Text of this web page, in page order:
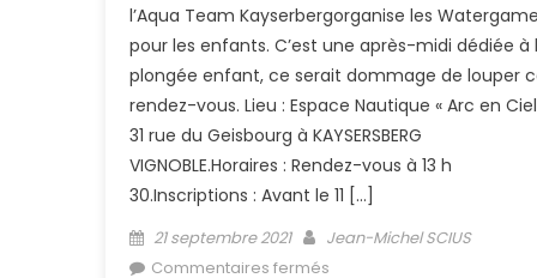
l’Aqua Team Kayserbergorganise les
pour les enfants. C’est une après-midi dédiée à
plongée enfant, ce serait dommage de louper
rendez-vous. Lieu : Espace Nautique « Arc en
31 rue du Geisbourg à KAYSERSBERG
VIGNOBLE.Horaires : Rendez-vous à 13 h
30.Inscriptions : Avant le 11 […]
Posted on
21 septembre 2021 Author
Jean-Michel SCIUS
Commentaires fermés